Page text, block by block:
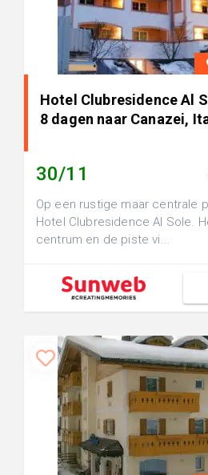
Hotel Clubresidence Al
8 dagen naar Canazei,
30/11
Op een rustige maar centrale
Hotel Clubresidence Al Sole.
centrum en de piste vi...